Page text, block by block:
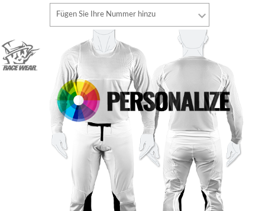
Konturfarbe
Keine kontur
HINZUFÜGEN
Fügen Sie Ihre Nummer hinzu
Schriftart
Schriftfarbe
Konturfarbe
HINZUFÜGEN